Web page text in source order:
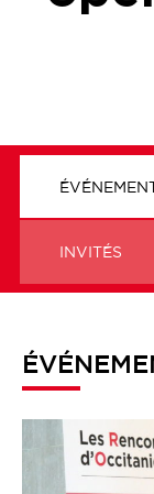
INVITÉS